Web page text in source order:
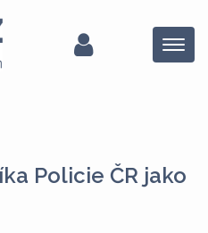
Menu
Policie ČR jako